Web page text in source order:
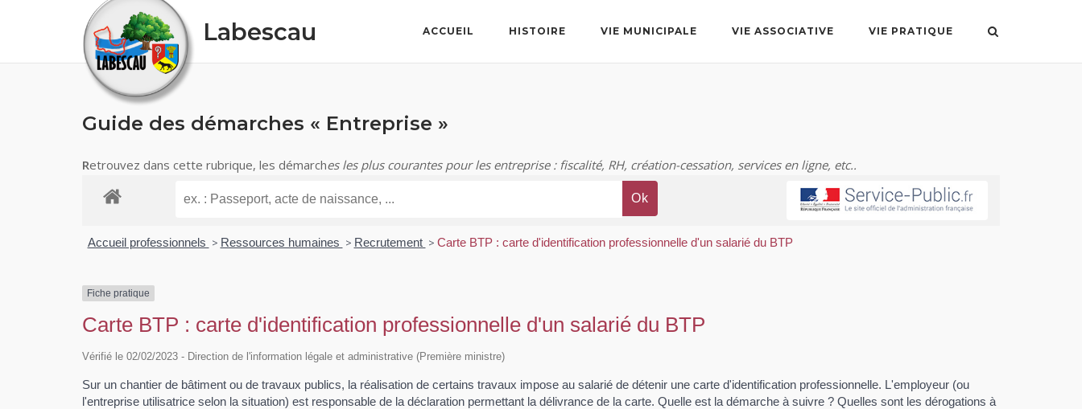
Labescau ACCUEIL HISTOIRE VIE MUNICIPALE VIE ASSOCIATIVE VIE PRATIQUE
Guide des démarches « Entreprise »
Retrouvez dans cette rubrique, les démarches les plus courantes pour les entreprise : fiscalité, RH, création-cessation, services en ligne, etc..
Accueil professionnels > Ressources humaines > Recrutement > Carte BTP : carte d'identification professionnelle d'un salarié du BTP
Fiche pratique
Carte BTP : carte d'identification professionnelle d'un salarié du BTP
Vérifié le 02/02/2023 - Direction de l'information légale et administrative (Première ministre)
Sur un chantier de bâtiment ou de travaux publics, la réalisation de certains travaux impose au salarié de détenir une carte d'identification professionnelle. L'employeur (ou
l'entreprise utilisatrice selon la situation) est responsable de la déclaration permettant la délivrance de la carte. Quelle est la démarche à suivre ? Quelles sont les dérogations à